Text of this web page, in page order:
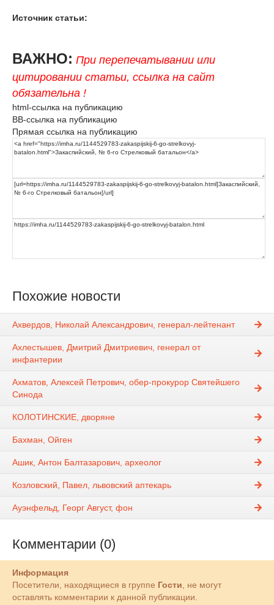
Источник статьи:
ВАЖНО: При перепечатывании или
цитировании статьи, ссылка на сайт
обязательна !
html-ссылка на публикацию
BB-ссылка на публикацию
Прямая ссылка на публикацию
Похожие новости
Ахвердов, Николай Александрович, генерал-лейтенант
Ахлестышев, Дмитрий Дмитриевич, генерал от
инфантерии
Ахматов, Алексей Петрович, обер-прокурор Святейшего
Синода
КОЛОТИНСКИЕ, дворяне
Бахман, Ойген
Ашик, Антон Балтазарович, археолог
Козловский, Павел, львовский аптекарь
Ауэнфельд, Георг Август, фон
Комментарии (0)
Информация
Посетители, находящиеся в группе Гости , не могут
оставлять комментарии к данной публикации.